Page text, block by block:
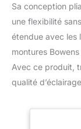
Sa conception
une flexibilité
étendue avec les
montures
Avec ce produit,
qualité